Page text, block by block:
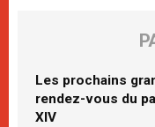
Les prochains
rendez-vous du
XIV